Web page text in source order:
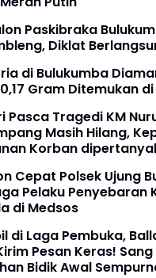
Paskibraka
Diklat
di Bulukumba
Gram Ditemukan
Pasca Tragedi KM
Masih Hilang,
Korban
Cepat Polsek Ujung
Pelaku Penyebaran
di Medsos
di Laga Pembuka,
Pesan Keras!
Bidik Awal